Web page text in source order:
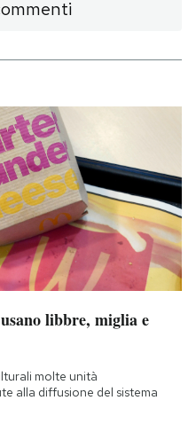
libbre, miglia e
molte unità
alla diffusione del sistema